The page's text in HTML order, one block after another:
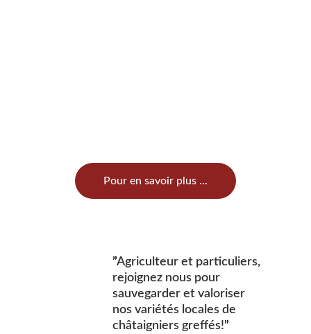
Pour en savoir plus ...
”Agriculteur et particuliers,
rejoignez nous pour
sauvegarder et valoriser
nos variétés locales de
châtaigniers greffés!”